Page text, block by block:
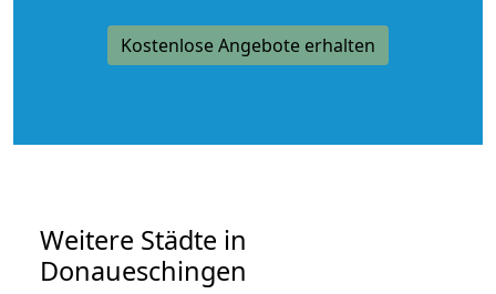
Kostenlose Angebote erhalten
Weitere Städte in
Donaueschingen